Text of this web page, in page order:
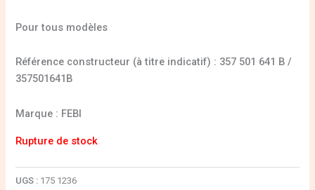
Pour tous modèles
Référence constructeur (à titre indicatif) : 357 501 641 B /
357501641B
Marque : FEBI
Rupture de stock
UGS : 175 1236